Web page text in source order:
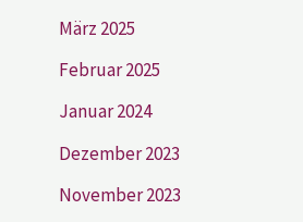
März 2025
Februar 2025
Januar 2024
Dezember 2023
November 2023